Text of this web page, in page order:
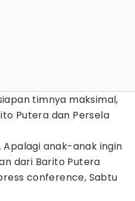
timnya maksimal,
Putera dan Persela
Apalagi anak-anak ingin
dari Barito Putera
conference, Sabtu